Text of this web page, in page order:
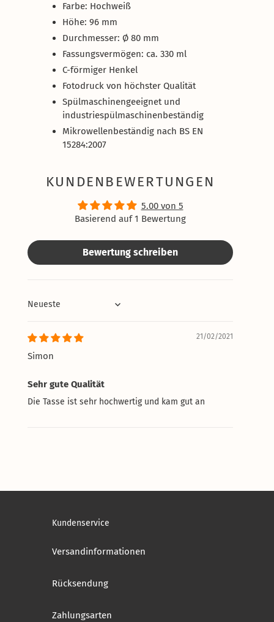
Warenkorb
hinzugefügt
Farbe: Hochweiß
Höhe: 96 mm
Durchmesser: Ø 80 mm
Fassungsvermögen: ca. 330 ml
C-förmiger Henkel
Fotodruck von höchster Qualität
Spülmaschinengeeignet und
industriespülmaschinenbeständig
Mikrowellenbeständig nach BS EN
15284:2007
KUNDENBEWERTUNGEN
5.00 von 5
Basierend auf 1 Bewertung
Bewertung schreiben
Sort by
21/02/2021
Simon
Sehr gute Qualität
Die Tasse ist sehr hochwertig und kam gut an
Kundenservice
Versandinformationen
Rücksendung
Zahlungsarten